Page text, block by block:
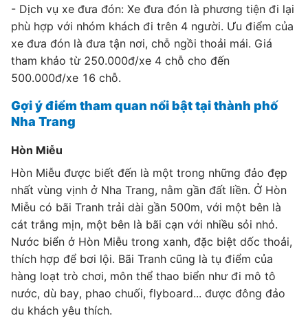
- Dịch vụ xe đưa đón: Xe đưa đón là phương tiện đi lại
phù hợp với nhóm khách đi trên 4 người. Ưu điểm của
xe đưa đón là đưa tận nơi, chỗ ngồi thoải mái. Giá
tham khảo từ 250.000đ/xe 4 chỗ cho đến
500.000đ/xe 16 chỗ.
Gợi ý điểm tham quan nổi bật tại thành phố
Nha Trang
Hòn Miễu
Hòn Miễu được biết đến là một trong những đảo đẹp
nhất vùng vịnh ở Nha Trang, nằm gần đất liền. Ở Hòn
Miễu có bãi Tranh trải dài gần 500m, với một bên là
cát trắng mịn, một bên là bãi cạn với nhiều sỏi nhỏ.
Nước biển ở Hòn Miễu trong xanh, đặc biệt dốc thoải,
thích hợp để bơi lội. Bãi Tranh cũng là tụ điểm của
hàng loạt trò chơi, môn thể thao biển như đi mô tô
nước, dù bay, phao chuối, flyboard... được đông đảo
du khách yêu thích.